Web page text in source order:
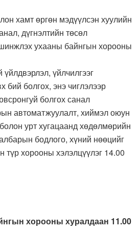
хамт өргөн мэдүүлсэн хуулийн
дүгнэлтийн төсөл
ухааны байнгын хорооны
үйлчилгээг
бий болгох, энэ чиглэлээр
болгох санал
автоматжуулалт, хиймэл оюун
урт хугацаанд хөдөлмөрийн
бодлого, хүний нөөцийг
түр хорооны хэлэлцүүлэг 14.00
хорооны хуралдаан 11.00